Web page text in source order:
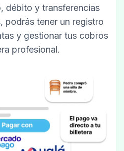
débito y transferencias
podrás tener un registro
y gestionar tus cobros
profesional.